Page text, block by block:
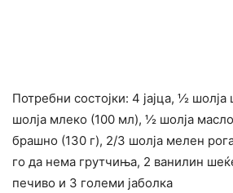
Потребни состојки: 4 јајца, ½
шолја млеко (100 мл), ½ шолја
брашно (130 г), 2/3 шолја мелен
го да нема грутчиња, 2 ванилин
печиво и 3 големи јаболка